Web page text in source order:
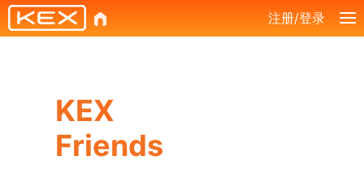
注册/登录
KEX
Friends